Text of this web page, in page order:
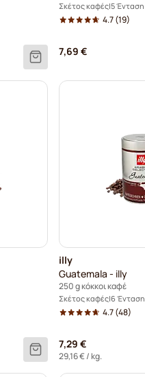
Σκέτος καφές 5 Ένταση
4.7(19)
7,69 €
illy
Guatemala - illy
250 g κόκκοι καφέ
Σκέτος καφές 6 Ένταση
4.7(48)
7,29 €
29,16 €/ kg.